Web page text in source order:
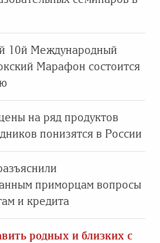
10й Международный
Марафон состоится
на ряд продуктов
понизятся в России
приморцам вопросы
и кредита
родных и близких с